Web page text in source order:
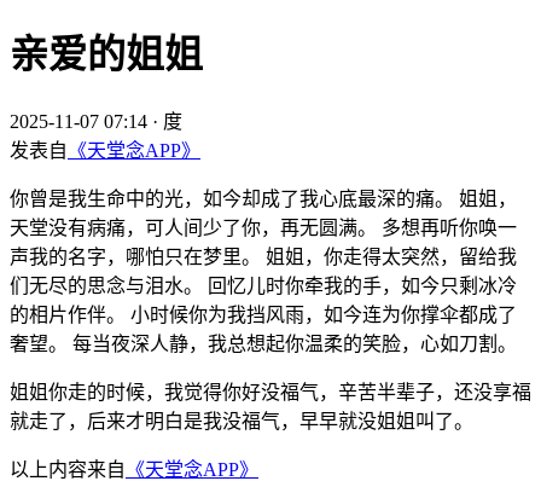
亲爱的姐姐
2025-11-07 07:14 · 度
发表自 《天堂念APP》
你曾是我生命中的光，如今却成了我心底最深的痛。 姐姐，
天堂没有病痛，可人间少了你，再无圆满。 多想再听你唤一
声我的名字，哪怕只在梦里。 姐姐，你走得太突然，留给我
们无尽的思念与泪水。 回忆儿时你牵我的手，如今只剩冰冷
的相片作伴。 小时候你为我挡风雨，如今连为你撑伞都成了
奢望。 每当夜深人静，我总想起你温柔的笑脸，心如刀割。
姐姐你走的时候，我觉得你好没福气，辛苦半辈子，还没享福
就走了，后来才明白是我没福气，早早就没姐姐叫了。
以上内容来自 《天堂念APP》